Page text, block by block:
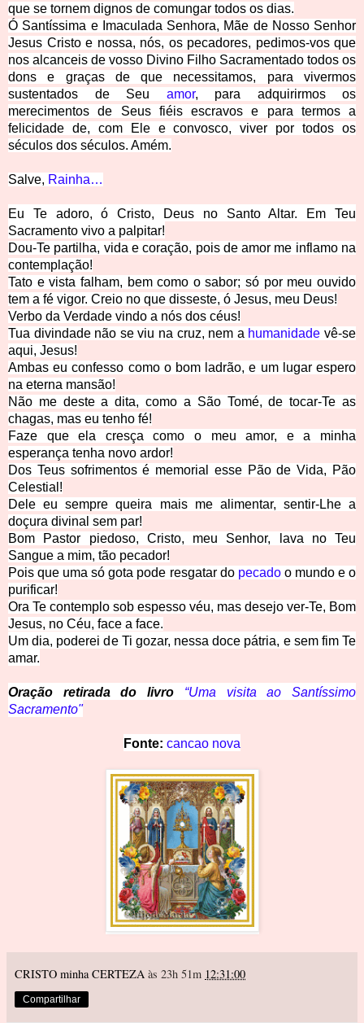
que se tornem dignos de comungar todos os dias.
Ó Santíssima e Imaculada Senhora, Mãe de Nosso Senhor
Jesus Cristo e nossa, nós, os pecadores, pedimos-vos que
nos alcanceis de vosso Divino Filho Sacramentado todos os
dons e graças de que necessitamos, para vivermos
sustentados de Seu
amor, para adquirirmos os
merecimentos de Seus fiéis escravos e para termos a
felicidade de, com Ele e convosco, viver por todos os
séculos dos séculos. Amém.
Salve, Rainha…
Eu Te adoro, ó Cristo, Deus no Santo Altar. Em Teu
Sacramento vivo a palpitar!
Dou-Te partilha, vida e coração, pois de amor me inflamo na
contemplação!
Tato e vista falham, bem como o sabor; só por meu ouvido
tem a fé vigor. Creio no que disseste, ó Jesus, meu Deus!
Verbo da Verdade vindo a nós dos céus!
Tua divindade não se viu na cruz, nem a humanidade vê-se
aqui, Jesus!
Ambas eu confesso como o bom ladrão, e um lugar espero
na eterna mansão!
Não me deste a dita, como a São Tomé, de tocar-­Te as
chagas, mas eu tenho fé!
Faze que ela cresça como o meu amor, e a minha
esperança tenha novo ardor!
Dos Teus sofrimentos é memorial esse Pão de Vida, Pão
Celestial!
Dele eu sempre queira mais me alimentar, sentir-­Lhe a
doçura divinal sem par!
Bom Pastor piedoso, Cristo, meu Senhor, lava no Teu
Sangue a mim, tão pecador!
Pois que uma só gota pode resgatar do pecado o mundo e o
purificar!
Ora Te contemplo sob espesso véu, mas desejo ver-­Te, Bom
Jesus, no Céu, face a face.
Um dia, poderei de Ti gozar, nessa doce pátria, e sem fim Te
amar.
Oração retirada do livro
“Uma visita ao Santíssimo
Sacramento"
Fonte: cancao nova
CRISTO minha CERTEZA às 23h 51m 12:31:00
Compartilhar